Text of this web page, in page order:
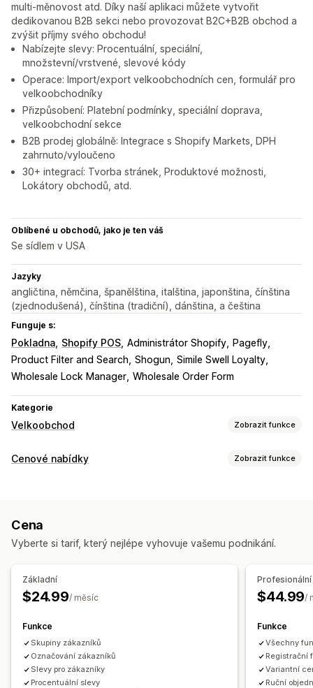
multi-měnovost atd. Díky naší aplikaci můžete vytvořit
dedikovanou B2B sekci nebo provozovat B2C+B2B obchod a
zvýšit příjmy svého obchodu!
Nabízejte slevy: Procentuální, speciální,
množstevní/vrstvené, slevové kódy
Operace: Import/export velkoobchodních cen, formulář pro
velkoobchodníky
Přizpůsobení: Platební podmínky, speciální doprava,
velkoobchodní sekce
B2B prodej globálně: Integrace s Shopify Markets, DPH
zahrnuto/vyloučeno
30+ integrací: Tvorba stránek, Produktové možnosti,
Lokátory obchodů, atd.
Oblíbené u obchodů, jako je ten váš
Se sídlem v USA
Jazyky
angličtina, němčina, španělština, italština, japonština, čínština
(zjednodušená), čínština (tradiční), dánština, a čeština
Funguje s:
Pokladna Shopify POS Administrátor Shopify
Pagefly
Product Filter and Search Shogun Simile Swell Loyalty
Wholesale Lock Manager Wholesale Order Form
Kategorie
Velkoobchod Zobrazit funkce
Možnosti nacenění
Registrační formulář
Označování zákazníků
Řízení objednávek
Hromadné zpracování
Limity objednávek
Stav objednávky
Více měn
Přístup přes API
Synchronizace skladových zásob
Stav skladových zásob
Import a export
Cenové nabídky Zobrazit funkce
Cena
Vyberte si tarif, který nejlépe vyhovuje vašemu podnikání.
Základní
$24.99/ měsíc
Funkce
Skupiny zákazníků
Označování zákazníků
Slevy pro zákazníky
Procentuální slevy
Profesionální
$44.99/
Funkce
Všechny
Registrační
Variantní
Ruční